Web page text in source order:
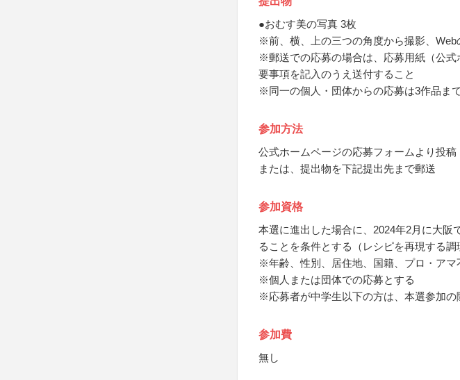
●おむす美の写真 3枚
※前、横、上の三つの角度から撮影、Web
※郵送での応募の場合は、応募用紙（公
要事項を記入のうえ送付すること
※同一の個人・団体からの応募は3作品ま
参加方法
公式ホームページの応募フォームより投稿
または、提出物を下記提出先まで郵送
参加資格
本選に進出した場合に、2024年2月に大阪
ることを条件とする（レシピを再現する調
※年齢、性別、居住地、国籍、プロ・アマ
※個人または団体での応募とする
※応募者が中学生以下の方は、本選参加の
参加費
無し